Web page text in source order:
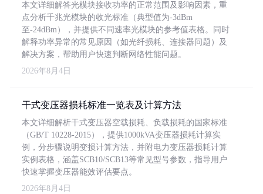
本文详细解答光模块接收功率的正常范围及影响因素，重
点分析千兆光模块的收光标准（典型值为-3dBm
至-24dBm），并提供不同速率光模块的参考值表格。同时
解释功率异常的常见原因（如光纤损耗、连接器问题）及
解决方案，帮助用户快速判断网络性能问题。
2026年8月4日
干式变压器损耗标准一览表及计算方法
本文详细解析干式变压器空载损耗、负载损耗的国家标准
（GB/T 10228-2015），提供1000kVA变压器损耗计算实
例，分步骤说明变损计算方法，并附电力变压器损耗计算
实例表格，涵盖SCB10/SCB13等常见型号参数，指导用户
快速掌握变压器能效评估要点。
2026年8月4日